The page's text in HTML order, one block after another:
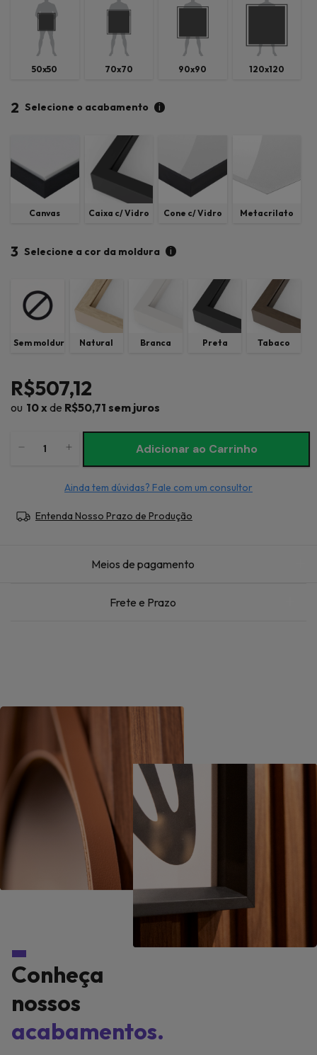
50x50 70x70 90x90 120x120
2 Selecione o acabamento i
Canvas Caixa c/ Vidro Cone c/ Vidro Metacrilato
3 Selecione a cor da moldura i
Sem moldura Natural Branca Preta Tabaco
R$507,12
10x de R$50,71 sem juros
Ainda tem dúvidas? Fale com um consultor
Entenda Nosso Prazo de Produção
Meios de pagamento
Frete e Prazo
Conheça
nossos
acabamentos.